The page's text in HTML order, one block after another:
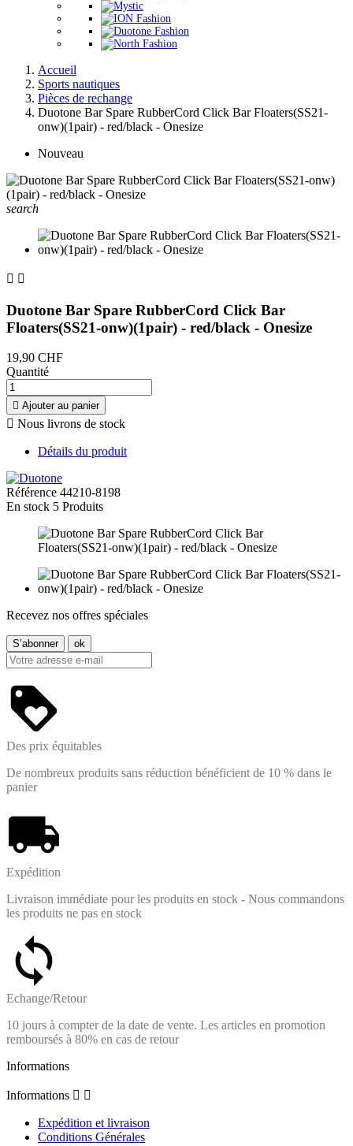
Accueil
Sports nautiques
Pièces de rechange
Duotone Bar Spare RubberCord Click Bar Floaters(SS21-
onw)(1pair) - red/black - Onesize
Nouveau
search
 
Duotone Bar Spare RubberCord Click Bar
Floaters(SS21-onw)(1pair) - red/black - Onesize
19,90 CHF
Quantité
 Ajouter au panier
 Nous livrons de stock
Détails du produit
Référence 44210-8198
En stock 5 Produits
Recevez nos offres spéciales
Des prix équitables
De nombreux produits sans réduction bénéficient de 10 % dans le
panier
Expédition
Livraison immédiate pour les produits en stock - Nous commandons
les produits ne pas en stock
Echange/Retour
10 jours à compter de la date de vente. Les articles en promotion
remboursés à 80% en cas de retour
Informations
Informations  
Expédition et livraison
Conditions Générales